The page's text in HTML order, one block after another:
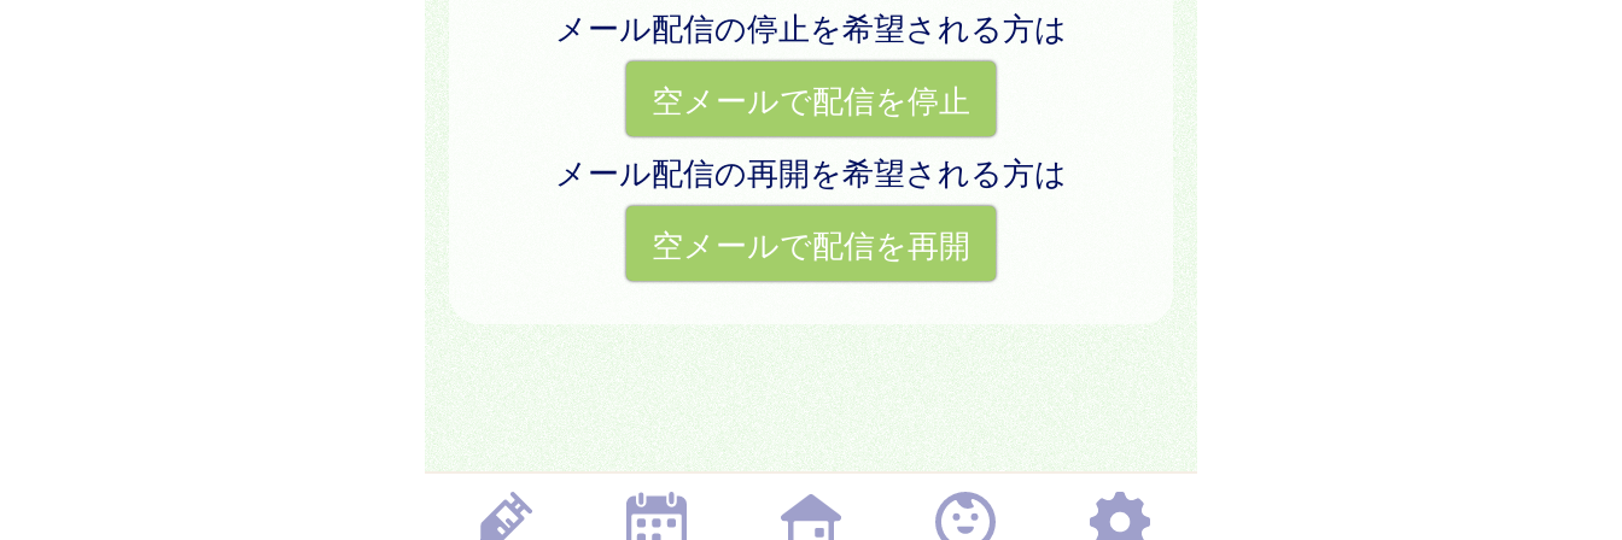
メール配信の停止を希望される方は
空メールで配信を停止
メール配信の再開を希望される方は
空メールで配信を再開